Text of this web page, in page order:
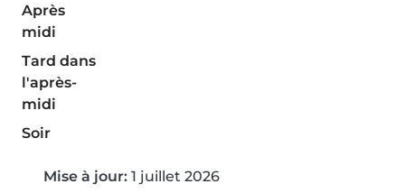
Après
midi
Tard dans
l'après-
midi
Soir
Mise à jour: 1 juillet 2026